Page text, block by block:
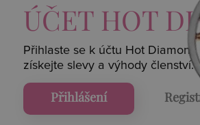
ÚČET HOT
Přihlaste se k účtu Hot
získejte slevy a výhody členství.
Přihlášení